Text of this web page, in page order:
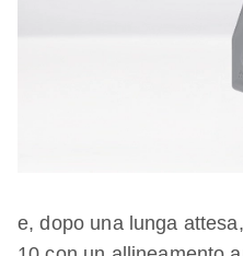
e, dopo una lunga